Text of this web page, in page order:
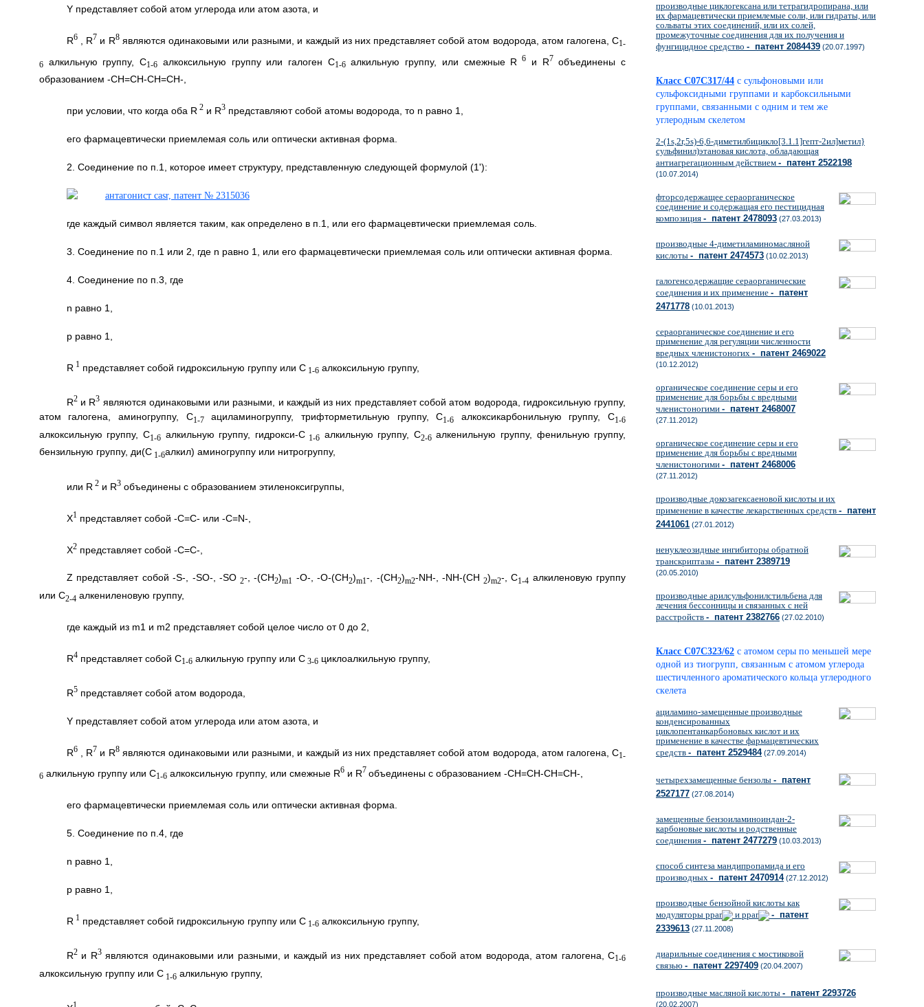
Y представляет собой атом углерода или атом азота, и
R6, R7 и R8являются одинаковыми или разными, и каждый из них представляет собой атом водорода, атом галогена, C1-
6алкильную группу, C1-6 алкоксильную группу или галоген C1-6алкильную группу, или смежные R 6 и R7 объединены с
образованием -СН=СН-СН=СН-,
при условии, что когда оба R 2и R3представляют собой атомы водорода, то n равно 1,
его фармацевтически приемлемая соль или оптически активная форма.
2. Соединение по п.1, которое имеет структуру, представленную следующей формулой (1'):
где каждый символ является таким, как определено в п.1, или его фармацевтически приемлемая соль.
3. Соединение по п.1 или 2, где n равно 1, или его фармацевтически приемлемая соль или оптически активная форма.
4. Соединение по п.3, где
n равно 1,
р равно 1,
R 1представляет собой гидроксильную группу или C1-6алкоксильную группу,
R2и R3 являются одинаковыми или разными, и каждый из них представляет собой атом водорода, гидроксильную группу,
атом галогена, аминогруппу, C1-7ациламиногруппу, трифторметильную группу, C1-6 алкоксикарбонильную группу, C1-6
алкоксильную группу, C1-6алкильную группу, гидрокси-С1-6 алкильную группу, С2-6алкенильную группу, фенильную группу,
бензильную группу, ди(C1-6алкил) аминогруппу или нитрогруппу,
или R 2и R3объединены с образованием этиленоксигруппы,
X1представляет собой -С=С- или -C=N-,
X2представляет собой -С=С-,
Z представляет собой -S-, -SO-, -SO 2-, -(CH2)m1 -O-, -О-(CH2)m1-, -(CH2)m2-NH-, -NH-(CH 2)m2-, C1-4 алкиленовую группу
или С2-4 алкениленовую группу,
где каждый из m1 и m2 представляет собой целое число от 0 до 2,
R4представляет собой C1-6алкильную группу или С3-6циклоалкильную группу,
R5представляет собой атом водорода,
Y представляет собой атом углерода или атом азота, и
R6, R7 и R8являются одинаковыми или разными, и каждый из них представляет собой атом водорода, атом галогена, C1-
6алкильную группу или C1-6алкоксильную группу, или смежные R6и R7 объединены с образованием -СН=СН-СН=СН-,
его фармацевтически приемлемая соль или оптически активная форма.
5. Соединение по п.4, где
n равно 1,
р равно 1,
R 1представляет собой гидроксильную группу или C1-6алкоксильную группу,
R2и R3являются одинаковыми или разными, и каждый из них представляет собой атом водорода, атом галогена, C1-6
алкоксильную группу или C1-6алкильную группу,
1
производные циклогексана или тетрагидропирана, или
их фармацевтически приемлемые соли, или гидраты, или
сольваты этих соединений, или их солей,
промежуточные соединения для их получения и
фунгицидное средство - патент 2084439 (20.07.1997)
Класс C07C317/44 с сульфоновыми или
сульфоксидными группами и карбоксильными
группами, связанными с одним и тем же
углеродным скелетом
2-(1s,2r,5s)-6,6-диметилбицикло[3.1.1]гепт-2ил]метил}
сульфинил)этановая кислота, обладающая
антиагрегационным действием - патент 2522198
(10.07.2014)
фторсодержащее сераорганическое
соединение и содержащая его пестицидная
композиция - патент 2478093 (27.03.2013)
производные 4-диметиламиномасляной
кислоты - патент 2474573 (10.02.2013)
галогенсодержащие сераорганические
соединения и их применение - патент
2471778 (10.01.2013)
сераорганическое соединение и его
применение для регуляции численности
вредных членистоногих - патент 2469022
(10.12.2012)
органическое соединение серы и его
применение для борьбы с вредными
членистоногими - патент 2468007
(27.11.2012)
органическое соединение серы и его
применение для борьбы с вредными
членистоногими - патент 2468006
(27.11.2012)
производные докозагексаеновой кислоты и их
применение в качестве лекарственных средств - патент
2441061 (27.01.2012)
ненуклеозидные ингибиторы обратной
транскриптазы - патент 2389719
(20.05.2010)
производные арилсульфонилстильбена для
лечения бессонницы и связанных с ней
расстройств - патент 2382766 (27.02.2010)
Класс C07C323/62 с атомом серы по меньшей мере
одной из тиогрупп, связанным с атомом углерода
шестичленного ароматического кольца углеродного
скелета
ациламино-замещенные производные
конденсированных
циклопентанкарбоновых кислот и их
применение в качестве фармацевтических
средств - патент 2529484(27.09.2014)
четырехзамещенные бензолы - патент
2527177 (27.08.2014)
замещенные бензоиламиноиндан-2-
карбоновые кислоты и родственные
соединения - патент 2477279 (10.03.2013)
способ синтеза мандипропамида и его
производных - патент 2470914(27.12.2012)
производные бензойной кислоты как
модуляторы ppar
и ppar
- патент
2339613 (27.11.2008)
диарильные соединения с мостиковой
связью - патент 2297409 (20.04.2007)
производные масляной кислоты - патент 2293726
(20.02.2007)